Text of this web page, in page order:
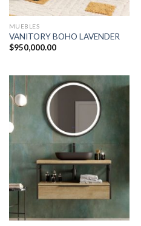
MUEBLES
VANITORY BOHO LAVENDER
$950,000.00